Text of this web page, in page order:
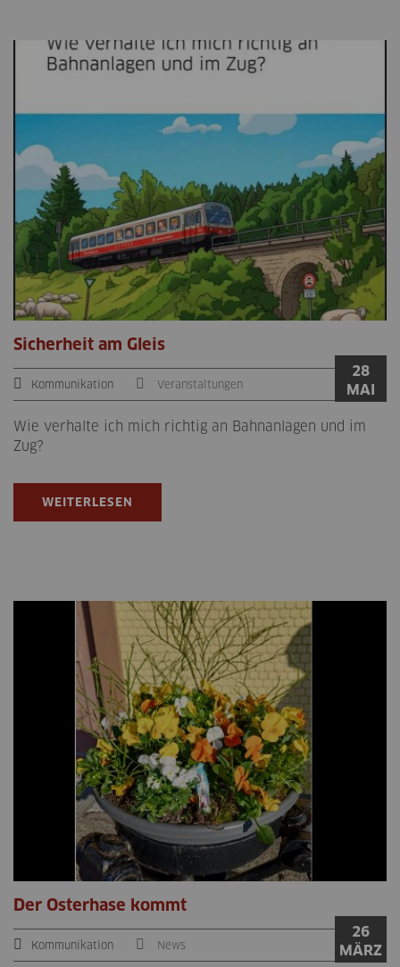
Sicherheit am Gleis
Kommunikation Veranstaltungen
28
MAI
Wie verhalte ich mich richtig an Bahnanlagen und im
Zug?
WEITERLESEN
Der Osterhase kommt
Kommunikation News
26
MÄRZ